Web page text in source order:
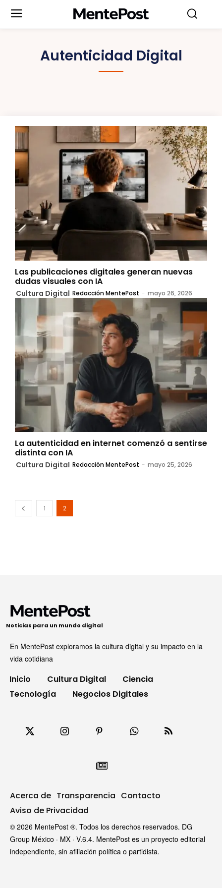
Autenticidad Digital
Las publicaciones digitales generan nuevas
dudas visuales con IA
Cultura Digital Redacción MentePost - mayo 26, 2026
La autenticidad en internet comenzó a sentirse
distinta con IA
Cultura Digital Redacción MentePost - mayo 25, 2026
1 2
Noticias para un mundo digital
En MentePost exploramos la cultura digital y su impacto en la
vida cotidiana
Inicio Cultura Digital
Ciencia
Tecnología
Negocios Digitales
Acerca de Transparencia Contacto
Aviso de Privacidad
© 2026 MentePost ®. Todos los derechos reservados. DG
Group México · MX · V.6.4. MentePost es un proyecto editorial
independiente, sin afiliación política o partidista.